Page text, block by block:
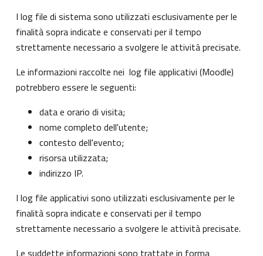
I log file di sistema sono utilizzati esclusivamente per le
finalità sopra indicate e conservati per il tempo
strettamente necessario a svolgere le attività precisate.
Le informazioni raccolte nei log file applicativi (Moodle)
potrebbero essere le seguenti:
data e orario di visita;
nome completo dell'utente;
contesto dell'evento;
risorsa utilizzata;
indirizzo IP.
I log file applicativi sono utilizzati esclusivamente per le
finalità sopra indicate e conservati per il tempo
strettamente necessario a svolgere le attività precisate.
Le suddette informazioni sono trattate in forma